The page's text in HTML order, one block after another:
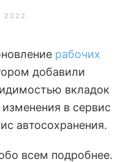
2022 .
рабочих
добавили
вкладок
в сервис
автосохранения.
всем подробнее.